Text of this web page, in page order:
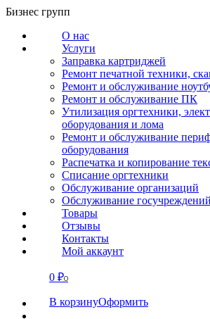
Перейти
содержанию
Бизнес групп
О нас
Услуги
Заправка картриджей
Ремонт печатной техники,
Ремонт и обслуживание
Ремонт и обслуживание ПК
Утилизация оргтехники,
оборудования и лома
Ремонт и обслуживание
оборудования
Распечатка и копирование
Списание оргтехники
Обслуживание организаций
Обслуживание госучреждений
Товары
Отзывы
Контакты
Мой аккаунт
0 ₽0
В корзинуОформить
СВЯЗАТЬСЯ
О нас